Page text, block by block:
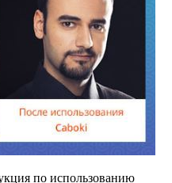
по использованию